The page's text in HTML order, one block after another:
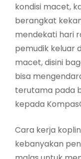
kondisi macet,
berangkat
mendekati hari
pemudik keluar
macet, disini
bisa
terutama pada
kepada
Cara kerja
kebanyakan